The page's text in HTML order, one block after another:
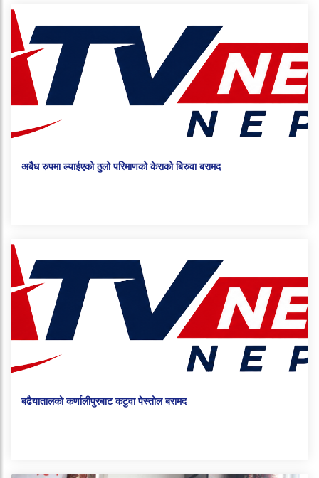
अबैध रुपमा ल्याईएको ठुलो परिमाणको केराको बिरुवा बरामद
बढैयातालको कर्णालीपुरबाट कटुवा पेस्तोल बरामद